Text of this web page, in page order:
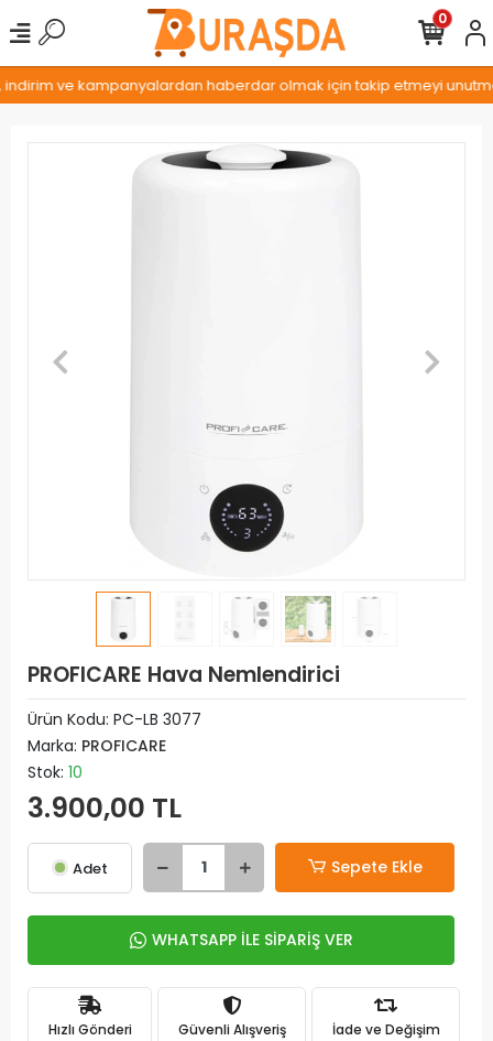
ve kampanyalardan haberdar olmak için takip etmeyi
0
PROFICARE Hava Nemlendirici
Ürün Kodu: PC-LB 3077
Marka: PROFICARE
Stok: 10
3.900,00 TL
Adet Sepete Ekle
WHATSAPP İLE SİPARİŞ VER
Hızlı Gönderi Güvenli Alışveriş İade ve Değişim